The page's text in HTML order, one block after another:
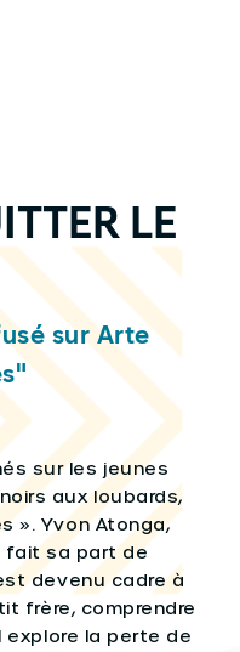
LE
sur Arte
sur les jeunes
aux loubards,
». Yvon Atonga,
fait sa part de
devenu cadre à
frère, comprendre
explore la perte de